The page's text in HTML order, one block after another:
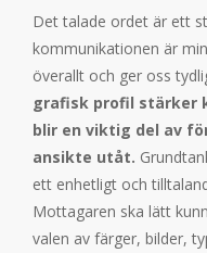
Det talade ordet är ett
kommunikationen är
överallt och ger oss
grafisk profil stärker
blir en viktig del av
ansikte utåt.
ett enhetligt och
Mottagaren ska lätt
valen av färger, bilder,